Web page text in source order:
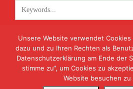
KONTAKT
info@volksmusik-unterfranken.de
Unsere Website verwendet
dazu und zu Ihren Rechten als
Datenschutzerklärung am Ende der
stimme zu“, um Cookies zu
Website besuchen zu